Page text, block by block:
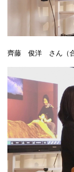
齊藤 俊洋 さん（合